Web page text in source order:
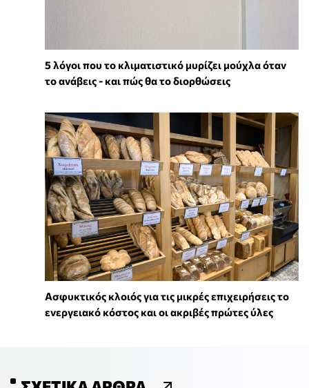
5 λόγοι που το κλιματιστικό μυρίζει μούχλα όταν
το ανάβεις - και πώς θα το διορθώσεις
Ασφυκτικός κλοιός για τις μικρές επιχειρήσεις το
ενεργειακό κόστος και οι ακριβές πρώτες ύλες